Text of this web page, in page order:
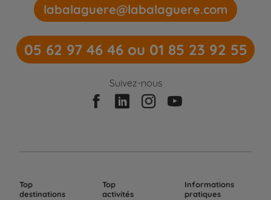
labalaguere@labalaguere.com
05 62 97 46 46 ou 01 85 23 92 55
Suivez-nous
Top
destinations
Top
activités
Informations
pratiques